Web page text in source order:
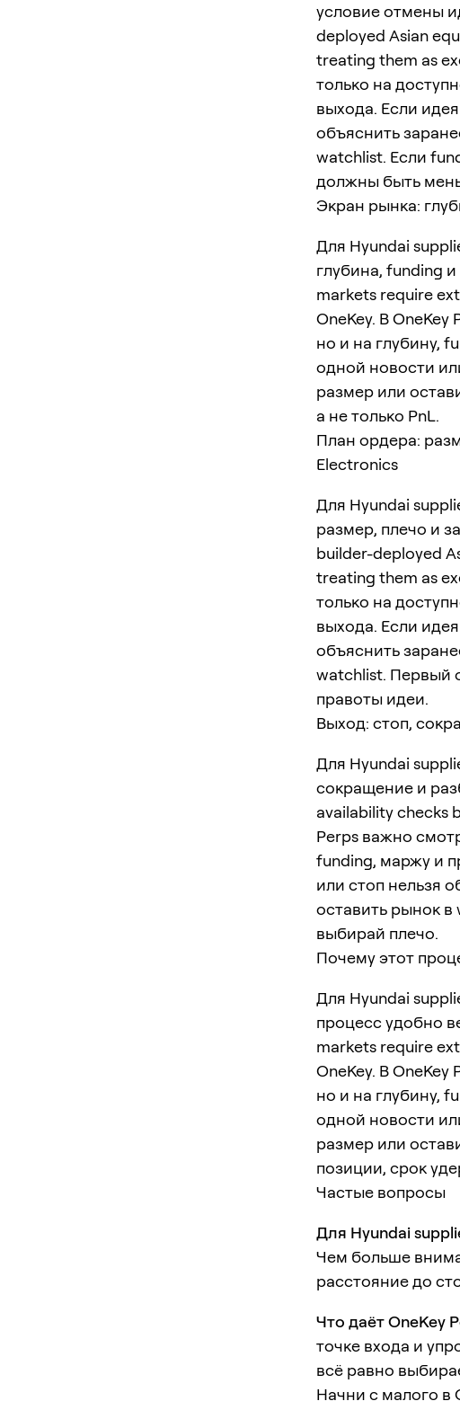
условие отмены
deployed Asian
treating them as
только на
выхода. Если
объяснить
watchlist. Если
должны быть
Экран рынка:
Для Hyundai
глубина, funding
markets require
OneKey. В
но и на глубину,
одной новости
размер или
а не только PnL.
План ордера:
Electronics
Для Hyundai
размер, плечо и
builder-deployed
treating them as
только на
выхода. Если
объяснить
watchlist. Первый
правоты идеи.
Выход: стоп,
Для Hyundai
сокращение и
availability checks
Perps важно
funding, маржу и
или стоп нельзя
оставить рынок
выбирай плечо.
Почему этот
Для Hyundai
процесс удобно
markets require
OneKey. В
но и на глубину,
одной новости
размер или
позиции, срок
Частые вопросы
Для Hyundai
Чем больше
расстояние до
Что даёт OneKey
точке входа и
всё равно
Начни с малого в